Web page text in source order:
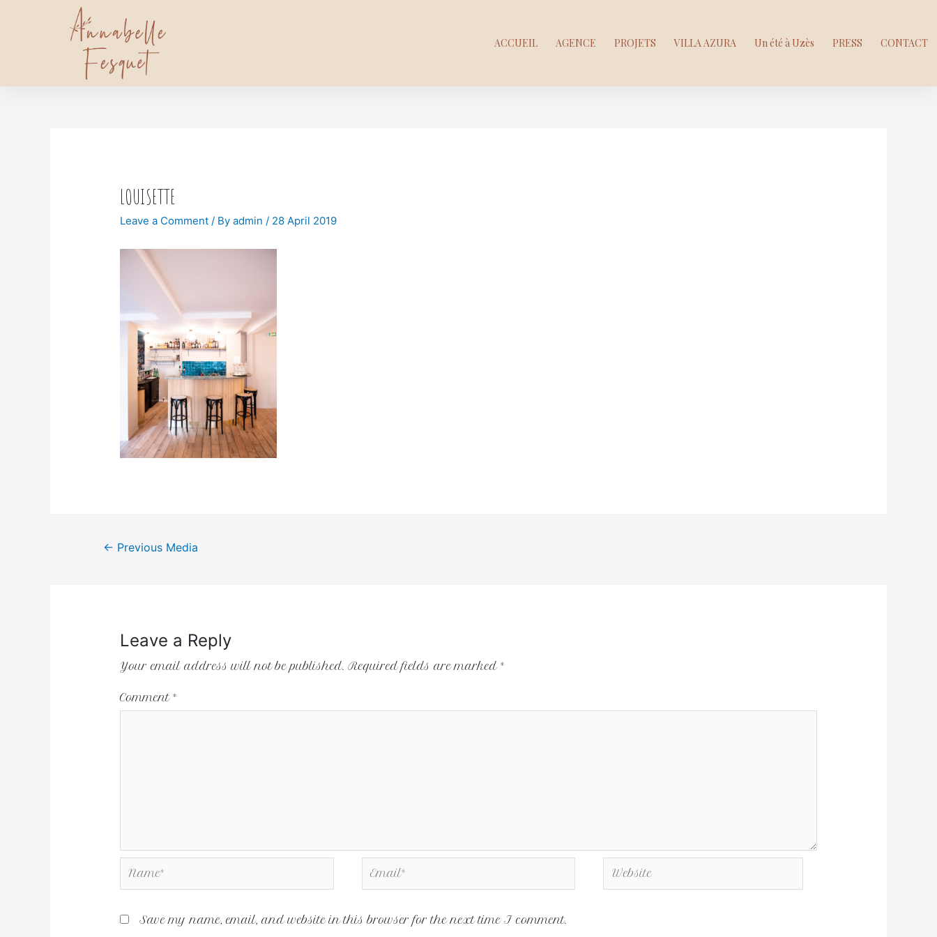
ACCUEIL AGENCE PROJETS VILLA AZURA Un été à Uzès PRESS CONTACT
LOUISETTE
Leave a Comment / Byadmin/ 28 April 2019
← Previous Media
Leave a Reply
Your email address will not be published. Required fields are marked*
Comment*
Save my name, email, and website in this browser for the next time I comment.